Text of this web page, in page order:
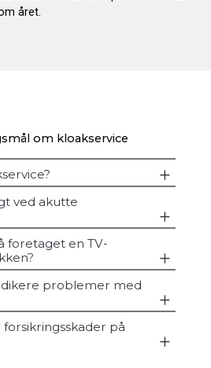
året.
om kloakservice
ved akutte
foretaget en TV-
problemer med
på